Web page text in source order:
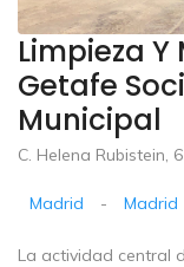
Limpieza
Getafe
Municipal
C. Helena Rubistein, 6
Madrid - Madrid
La actividad central